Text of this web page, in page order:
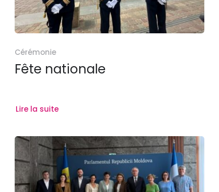
Cérémonie
Fête nationale
Lire la suite